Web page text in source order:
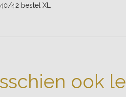
42 bestel XL
ook